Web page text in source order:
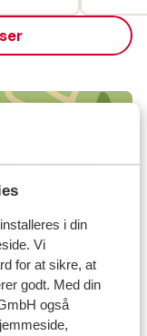
i din
Vi
for at sikre, at
godt. Med din
også